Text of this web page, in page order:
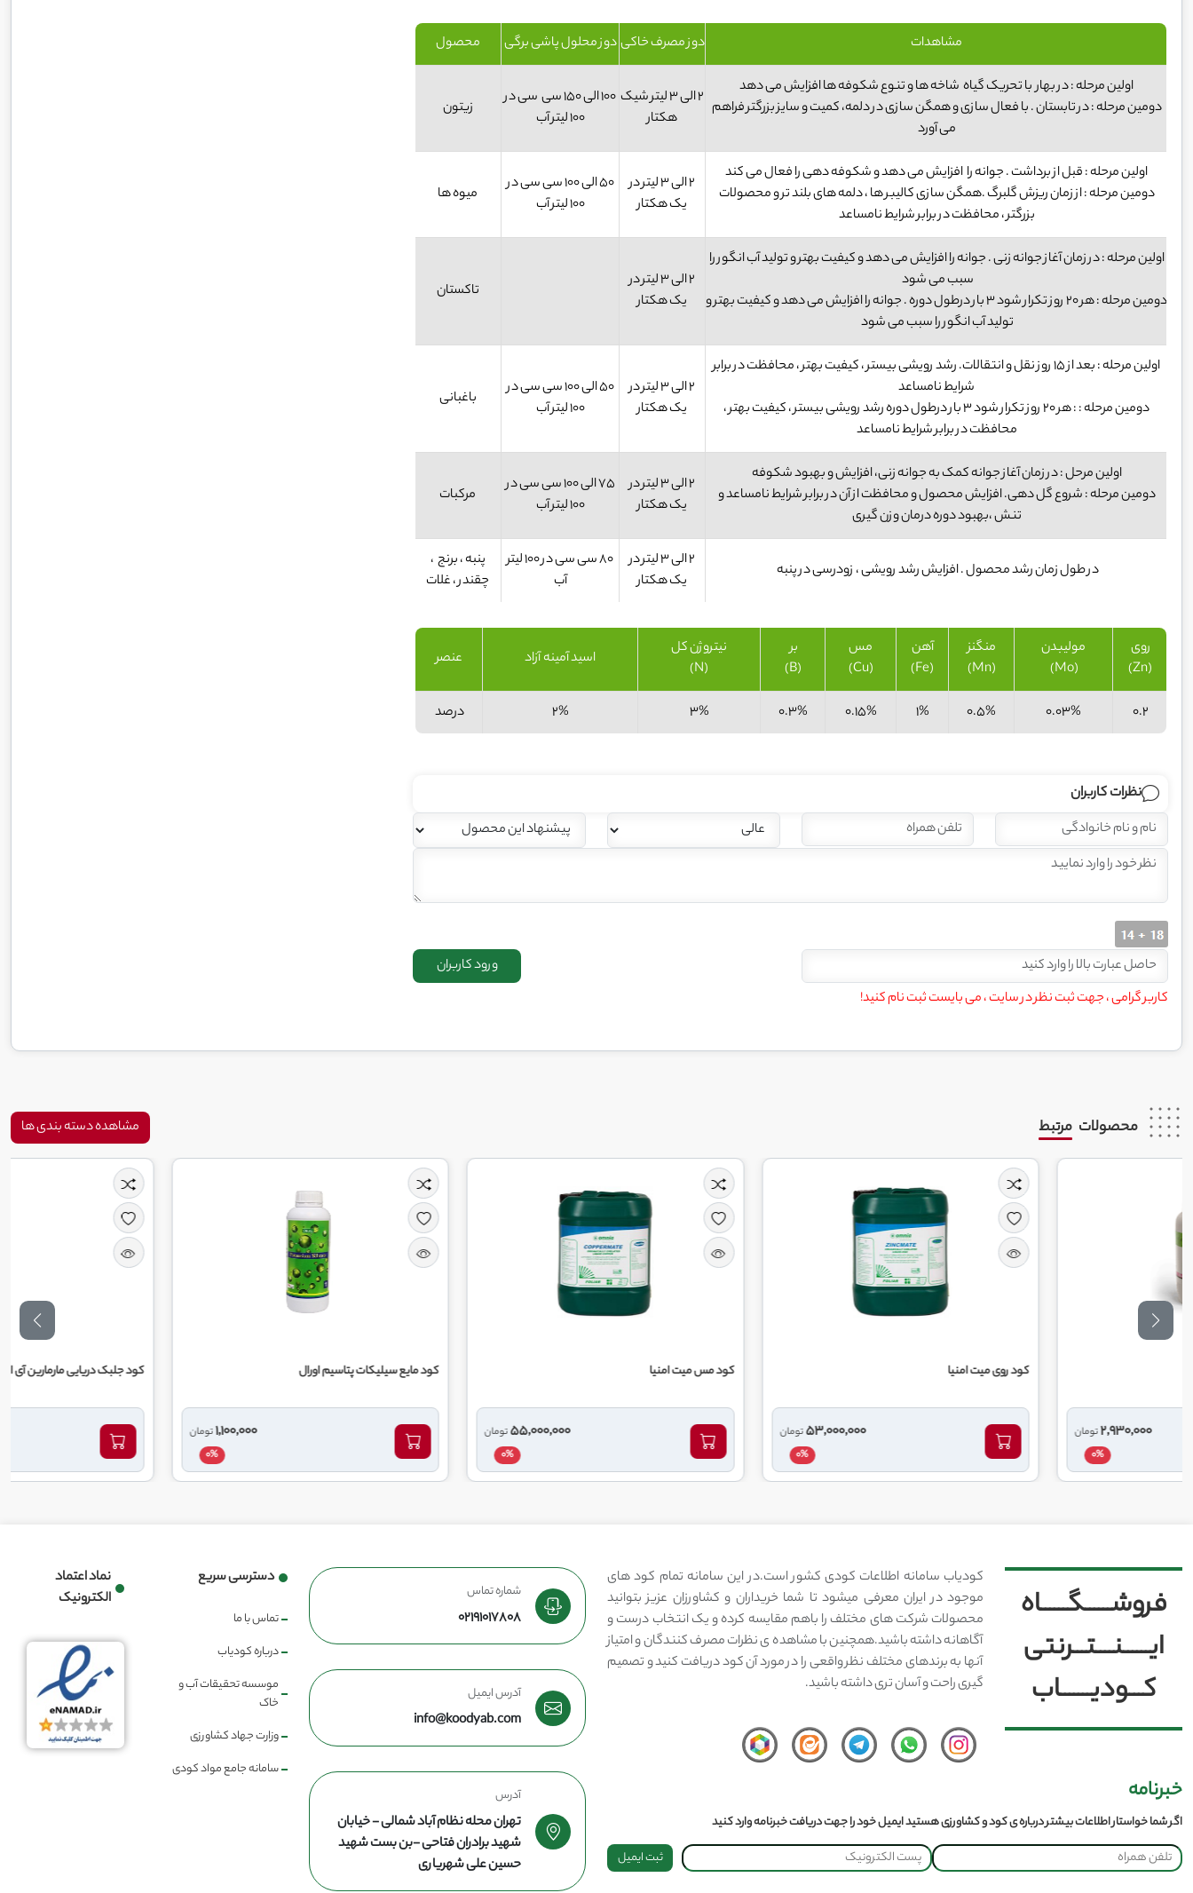
محصول دوز محلول پاشی برگیدوز مصرف خاکی مشاهدات
زیتون
100 الی 150 سی سی در
100 لیتر آب
2 الی 3 لیتر شیک
هکتار
اولین مرحله : در بهار با تحریک گیاه شاخه ها و تنوع شکوفه ها افزایش می دهد
دومین مرحله : در تابستان . با فعال سازی و همگن سازی در دلمه، کمیت و سایز بزرگتر فراهم
می آورد
میوه ها
50 الی 100 سی سی در
100 لیتر آب
2 الی 3 لیتر در
یک هکتار
اولین مرحله : قبل از برداشت . جوانه را افزایش می دهد و شکوفه دهی را فعال می کند
دومین مرحله : از زمان ریزش گلبرگ .همگن سازی کالیبر ها ، دلمه های بلند تر و محصولات
بزرگتر ، محافظت در برابر شرایط نامساعد
تاکستان
2 الی 3 لیتر در
یک هکتار
اولین مرحله : در زمان آغاز جوانه زنی . جوانه را افزایش می دهد و کیفیت بهتر و تولید آب انگور را
سبب می شود
دومین مرحله : هر 20 روز تکرار شود 3 بار درطول دوره . جوانه را افزایش می دهد و کیفیت بهتر و
تولید آب انگور را سبب می شود
باغبانی
50 الی 100 سی سی در
100 لیتر آب
2 الی 3 لیتر در
یک هکتار
اولین مرحله : بعد از 15 روز نقل و انتقالات. رشد رویشی بیستر ، کیفیت بهتر ، محافظت در برابر
شرایط نامساعد
دومین مرحله : : هر 20 روز تکرار شود 3 بار درطول دوره رشد رویشی بیستر ، کیفیت بهتر ،
محافظت در برابر شرایط نامساعد
مرکبات
75 الی 100 سی سی در
100 لیتر آب
2 الی 3 لیتر در
یک هکتار
اولین مرحل : در زمان آغاز جوانه کمک به جوانه زنی، افزایش و بهبود شکوفه
دومین مرحله : شروع گل دهی. افزایش محصول و محافظت از آن در برابر شرایط نامساعد و
تنش ،بهبود دوره درمان وزن گیری
پنبه ، برنج ،
چقندر ، غلات
80 سی سی در 100 لیتر
آب
2 الی 3 لیتر در
یک هکتار
در طول زمان رشد محصول . افزایش رشد رویشی ، زودرسی در پنبه
عنصر اسید آمینه آزاد
نیتروژن کل
(N)
بر
(B)
مس
(Cu)
آهن
(Fe)
منگنز
(Mn)
مولیبدن
(Mo)
روی
(Zn)
درصد 2% 3% 0.3% 0.15% 1% 0.5% 0.03% 0.2
نظرات کاربران
کاربر گرامی ، جهت ثبت نظر در سایت ، می بایست ثبت نام کنید!
محصولات مرتبط مشاهده دسته بندی ها
کود مایع سیلیکات پتاسیم اورال کود جلبک دریایی مارمارین آی اف تی سی
فروشــــــگــــــاه
ایــــــنــــتـــرنتی
کـــودیـــــــاب
کودیاب سامانه اطلاعات کودی کشور است.در این سامانه تمام کود های
موجود در ایران معرفی میشود تا شما خریداران و کشاورزان عزیز بتوانید
محصولات شرکت های مختلف را باهم مقایسه کرده و یک انتخاب درست و
آگاهانه داشته باشید.همچنین با مشاهده ی نظرات مصرف کنندگان و امتیاز
آنها به برندهای مختلف نظر واقعی را در مورد آن کود دریافت کنید و تصمیم
گیری راحت و آسان تری داشته باشید.
خبرنامه
اگر شما خواستار اطلاعات بیشتر درباره ی کود و کشاورزی هستید ایمیل خود را جهت دریافت خبرنامه وارد کنید
ثبت ایمیل
شماره تماس
02191017808
آدرس ایمیل
info@koodyab.com
آدرس
تهران محله نظام آباد شمالی - خیابان
شهید برادران فتاحی -بن بست شهید
حسین علی شهریاری
دسترسی سریع
تماس با ما
درباره کودیاب
موسسه تحقیقات آب و
خاک
وزارت جهاد کشاورزی
سامانه جامع مواد کودی
نماد اعتماد
الکترونیک